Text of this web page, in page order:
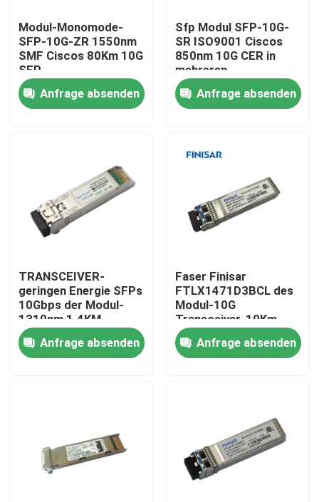
Haus
Fabrik-Ausflug
Qualitätskontrolle
Treten Sie mit uns in Verbindung
Nachrichten
400G/800G optisches Modul
Modul-Monomode-
SFP-10G-ZR 1550nm
SMF Ciscos 80Km 10G
SFP
Anfrage absenden
Sfp Modul SFP-10G-
SR ISO9001 Ciscos
850nm 10G CER in
mehreren
Betriebsarten
Anfrage absenden
TRANSCEIVER-
geringen Energie SFPs
10Gbps der Modul-
1310nm 1.4KM
Glasleistungsaufnahmen-
FaserAnfrage absenden
Faser Finisar
FTLX1471D3BCL des
Modul-10G
Transceiver-10Km
1310nm SFP
Anfrage absenden